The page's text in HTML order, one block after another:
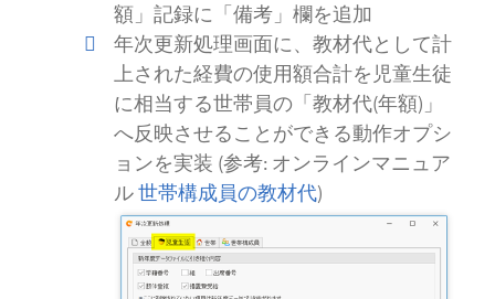
額」記録に「備考」欄を追加
年次更新処理画面に、教材代として計
上された経費の使用額合計を児童生徒
に相当する世帯員の「教材代(年額)」
へ反映させることができる動作オプシ
ョンを実装 (参考: オンラインマニュア
ル世帯構成員の教材代)